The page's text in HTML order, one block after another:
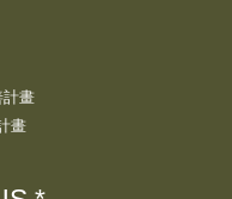
畫
畫